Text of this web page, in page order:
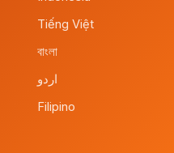
Tiếng Việt
বাংলা
اردو
Filipino